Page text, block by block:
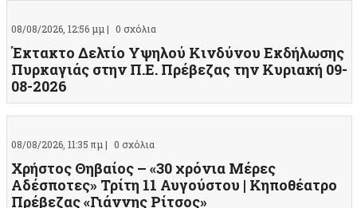
08/08/2026, 12:56 μμ | 0 σχόλια
Έκτακτο Δελτίο Υψηλού Κινδύνου Εκδήλωσης
Πυρκαγιάς στην Π.Ε. Πρέβεζας την Κυριακή 09-
08-2026
08/08/2026, 11:35 πμ | 0 σχόλια
Χρήστος Θηβαίος – «30 χρόνια Μέρες
Αδέσποτες» Τρίτη 11 Αυγούστου | Κηποθέατρο
Πρέβεζας «Γιάννης Ρίτσος»